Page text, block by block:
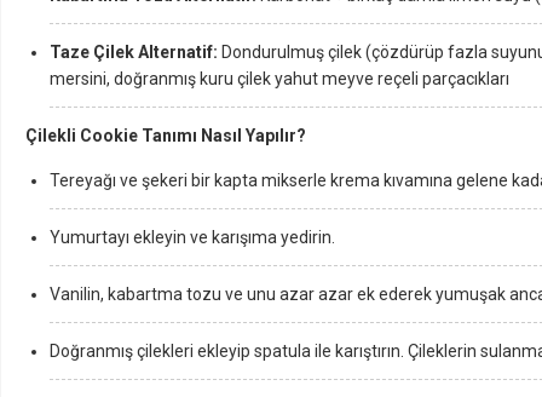
Taze Çilek Alternatif: Dondurulmuş çilek (çözdürüp fazla
mersini, doğranmış kuru çilek yahut meyve reçeli parçacıkları
Çilekli Cookie Tanımı Nasıl Yapılır?
Tereyağı ve şekeri bir kapta mikserle krema kıvamına gelene
Yumurtayı ekleyin ve karışıma yedirin.
Vanilin, kabartma tozu ve unu azar azar ek ederek yumuşak
Doğranmış çilekleri ekleyip spatula ile karıştırın. Çileklerin